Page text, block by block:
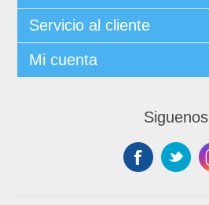
Servicio al cliente
Mi cuenta
Siguenos